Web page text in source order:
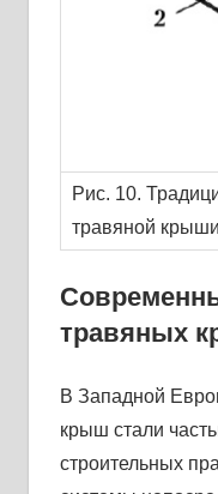
Рис. 10.
травяной крыши
травяных
В Западной
крыш стали
строительных